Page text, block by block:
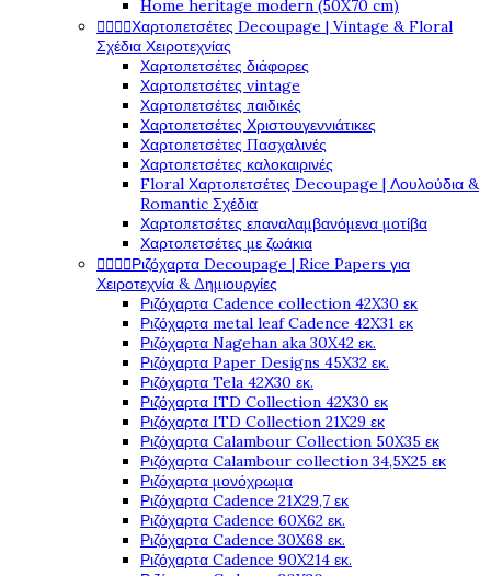
Home heritage modern (50X70 cm)
Χαρτοπετσέτες Decoupage | Vintage & Floral
Σχέδια Χειροτεχνίας
Χαρτοπετσέτες διάφορες
Χαρτοπετσέτες vintage
Χαρτοπετσέτες παιδικές
Χαρτοπετσέτες Χριστουγεννιάτικες
Χαρτοπετσέτες Πασχαλινές
Χαρτοπετσέτες καλοκαιρινές
Floral Χαρτοπετσέτες Decoupage | Λουλούδια &
Romantic Σχέδια
Χαρτοπετσέτες επαναλαμβανόμενα μοτίβα
Χαρτοπετσέτες με ζωάκια
Ριζόχαρτα Decoupage | Rice Papers για
Χειροτεχνία & Δημιουργίες
Ριζόχαρτα Cadence collection 42X30 εκ
Ριζόχαρτα metal leaf Cadence 42X31 εκ
Ριζόχαρτα Nagehan aka 30X42 εκ.
Ριζόχαρτα Paper Designs 45X32 εκ.
Ριζόχαρτα Tela 42Χ30 εκ.
Ριζόχαρτα ITD Collection 42X30 εκ
Ριζόχαρτα ITD Collection 21X29 εκ
Ριζόχαρτα Calambour Collection 50X35 εκ
Ριζόχαρτα Calambour collection 34,5X25 εκ
Ριζόχαρτα μονόχρωμα
Ριζόχαρτα Cadence 21Χ29,7 εκ
Ριζόχαρτα Cadence 60X62 εκ.
Ριζόχαρτα Cadence 30X68 εκ.
Ριζόχαρτα Cadence 90X214 εκ.